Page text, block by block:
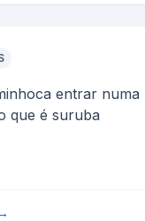
entrar numa
pensando que é suruba